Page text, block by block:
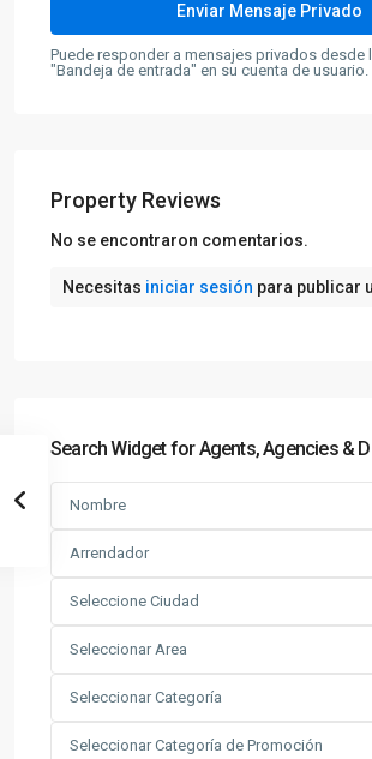
Puede responder a mensajes privados desde
"Bandeja de entrada" en su cuenta de usuario.
Property Reviews
No se encontraron comentarios.
Necesitas iniciar sesión para publicar
Search Widget for Agents, Agencies &
Arrendador
Seleccione Ciudad
Seleccionar Area
Seleccionar Categoría
Seleccionar Categoría de Promoción